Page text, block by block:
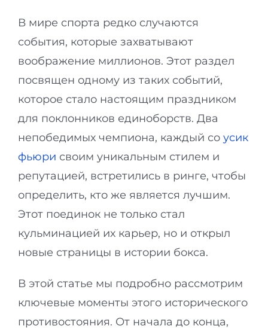
В мире спорта редко случаются
события, которые захватывают
воображение миллионов. Этот раздел
посвящен одному из таких событий,
которое стало настоящим праздником
для поклонников единоборств. Два
непобедимых чемпиона, каждый со усик
фьюри своим уникальным стилем и
репутацией, встретились в ринге, чтобы
определить, кто же является лучшим.
Этот поединок не только стал
кульминацией их карьер, но и открыл
новые страницы в истории бокса.
В этой статье мы подробно рассмотрим
ключевые моменты этого исторического
противостояния. От начала до конца,